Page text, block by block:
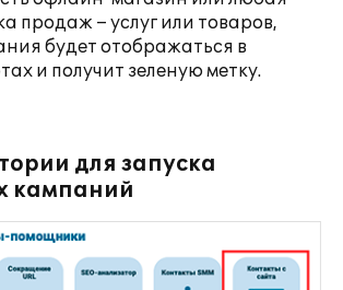
продаж – услуг или товаров,
будет отображаться в
и получит зеленую метку.
для запуска
кампаний